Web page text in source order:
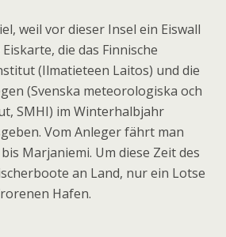
weil vor dieser Insel ein Eiswall
die das Finnische
(Ilmatieteen Laitos) und die
(Svenska meteorologiska och
SMHI) im Winterhalbjahr
Vom Anleger fährt man
Marjaniemi. Um diese Zeit des
an Land, nur ein Lotse
Hafen.